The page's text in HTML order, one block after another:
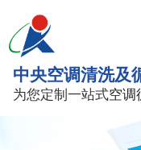
中央空调清洗及
为您定制一站式空调